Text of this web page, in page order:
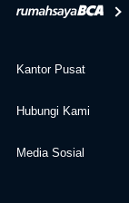
Kantor Pusat
Hubungi Kami
Media Sosial